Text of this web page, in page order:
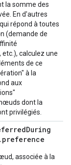
la somme des
En d'autres
répond à toutes
(demande de
calculez une
de ce
à la
aux
dont la
privilégiés.
During
. preference
associée à la